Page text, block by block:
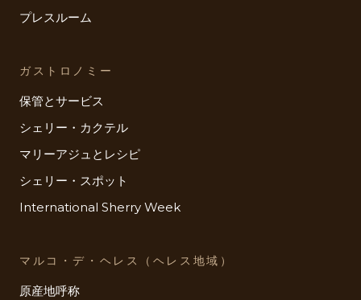
プレスルーム
ガストロノミー
保管とサービス
シェリー・カクテル
マリーアジュとレシピ
シェリー・スポット
International Sherry Week
マルコ・デ・ヘレス（ヘレス地域）
原産地呼称